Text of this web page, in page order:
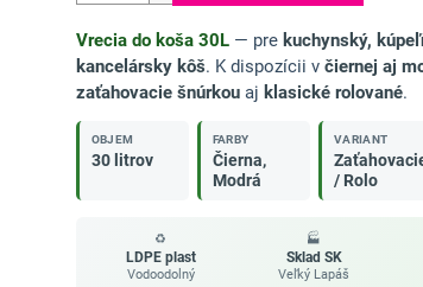
Vrecia do koša 30L— pre kuchynský,
kancelársky kôš. K dispozícii v čiernej aj
zaťahovacie šnúrkouaj klasické rolované.
OBJEM
30 litrov
FARBY
Čierna,
Modrá
VARIANT
/ Rolo
♻️
LDPE plast
Vodoodolný
🏭
Sklad SK
Veľký Lapáš